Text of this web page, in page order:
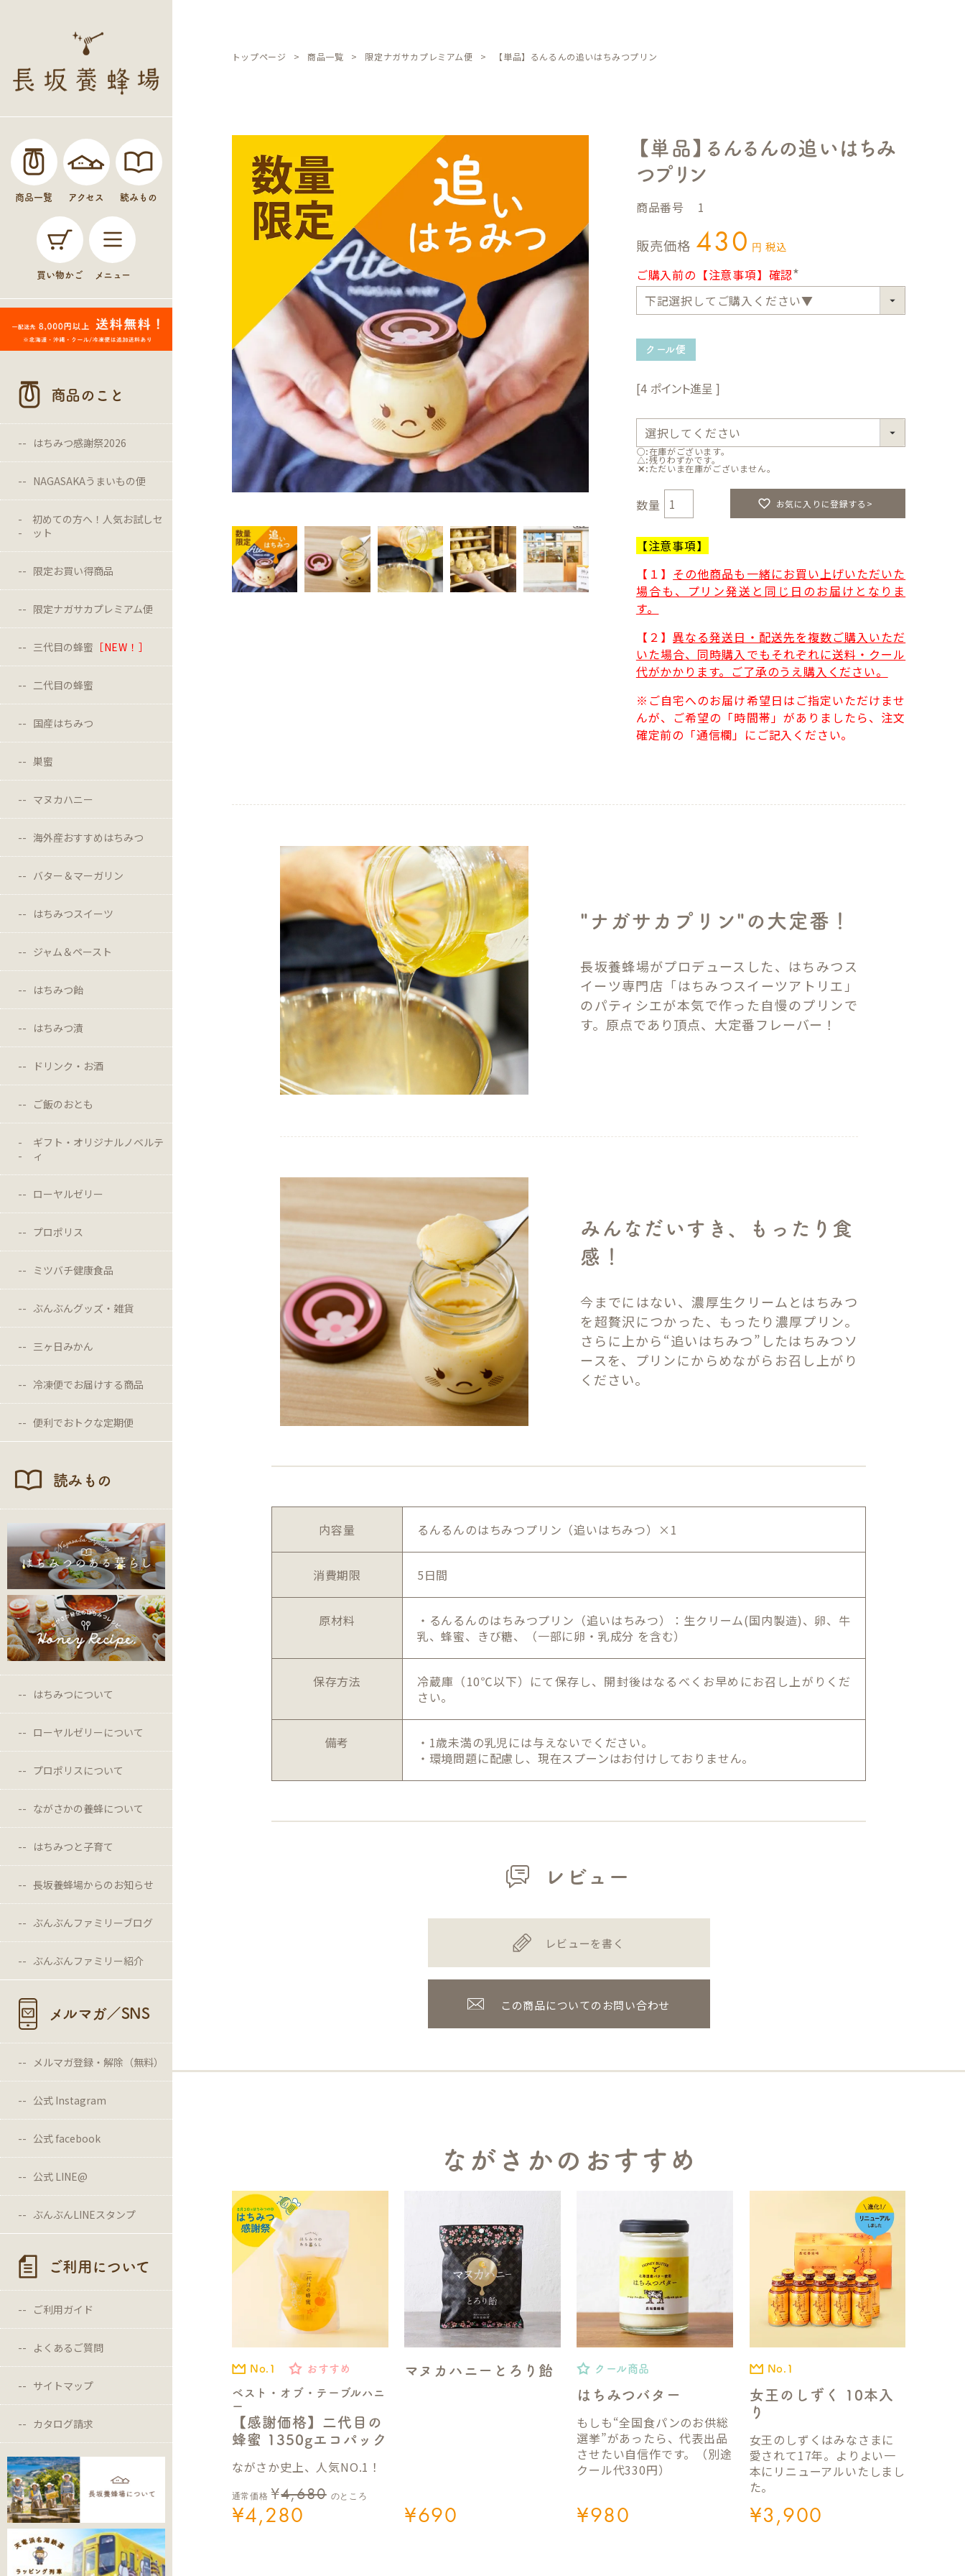
商品一覧 アクセス 読みもの
買い物かご メニュー
商品のこと
はちみつ感謝祭2026
NAGASAKAうまいもの便
初めての方へ！人気お試しセ
ット
限定お買い得商品
限定ナガサカプレミアム便
三代目の蜂蜜 ［NEW！］
二代目の蜂蜜
国産はちみつ
巣蜜
マヌカハニー
海外産おすすめはちみつ
バター＆マーガリン
はちみつスイーツ
ジャム＆ペースト
はちみつ飴
はちみつ漬
ドリンク・お酒
ご飯のおとも
ギフト・オリジナルノベルテ
ィ
ローヤルゼリー
プロポリス
ミツバチ健康食品
ぶんぶんグッズ・雑貨
三ヶ日みかん
冷凍便でお届けする商品
便利でおトクな定期便
読みもの
はちみつについて
ローヤルゼリーについて
プロポリスについて
ながさかの養蜂について
はちみつと子育て
長坂養蜂場からのお知らせ
ぶんぶんファミリーブログ
ぶんぶんファミリー紹介
メルマガ／SNS
メルマガ登録・解除（無料）
公式 Instagram
公式 facebook
公式 LINE@
ぶんぶんLINEスタンプ
ご利用について
ご利用ガイド
よくあるご質問
サイトマップ
カタログ請求
トップページ 商品一覧 限定ナガサカプレミアム便 【単品】るんるんの追いはちみつプリン
【単品】るんるんの追いはちみ
つプリン
商品番号 1
販売価格 430 税込
ご購入前の【注意事項】確認
(
必
須
クール便
4
○ 在庫がございます。
△ 残りわずかです。
✕ ただいま在庫がございません。
お気に入りに登録する>
【注意事項】
【１】 その他商品も一緒にお買い上げいただいた
場合も、プリン発送と同じ日のお届けとなりま
す。
【２】異なる発送日・配送先を複数ご購入いただ
いた場合、同時購入でもそれぞれに送料・クール
代がかかります。ご了承のうえ購入ください。
※ご自宅へのお届け希望日はご指定いただけませ
んが、ご希望の「時間帯」がありましたら、注文
確定前の「通信欄」にご記入ください。
"ナガサカプリン"の大定番！
長坂養蜂場がプロデュースした、はちみつス
イーツ専門店「はちみつスイーツアトリエ」
のパティシエが本気で作った自慢のプリンで
す。原点であり頂点、大定番フレーバー！
みんなだいすき、もったり食
感！
今までにはない、濃厚生クリームとはちみつ
を超贅沢につかった、もったり濃厚プリン。
さらに上から“追いはちみつ”したはちみつソ
ースを、プリンにからめながらお召し上がり
ください。
内容量 るんるんのはちみつプリン（追いはちみつ）×1
消費期限 5日間
原材料
・るんるんのはちみつプリン（追いはちみつ）：生クリーム(国内製造)、卵、牛
乳、蜂蜜、きび糖、（一部に卵・乳成分 を含む）
保存方法
冷蔵庫（10℃以下）にて保存し、開封後はなるべくお早めにお召し上がりくだ
さい。
備考
・1歳未満の乳児には与えないでください。
・環境問題に配慮し、現在スプーンはお付けしておりません。
レビュー
レビューを書く
この商品についてのお問い合わせ
ながさかのおすすめ
No.1 おすすめ
ベスト・オブ・テーブルハニ
ー
【感謝価格】二代目の
蜂蜜 1350gエコパック
ながさか史上、人気NO.1！
通常価格 ¥4,680 のところ
¥4,280
マヌカハニーとろり飴
¥690
クール商品
はちみつバター
もしも“全国食パンのお供総
選挙”があったら、代表出品
させたい自信作です。（別途
クール代330円）
¥980
No.1
女王のしずく 10本入
り
女王のしずくはみなさまに
愛されて17年。よりよい一
本にリニューアルいたしまし
た。
¥3,900